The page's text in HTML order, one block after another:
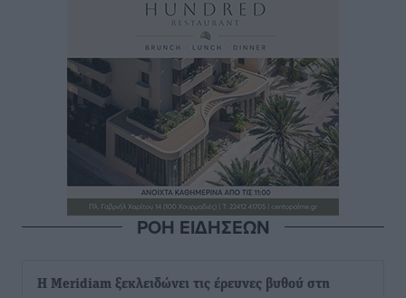
ΡΟΗ ΕΙΔΗΣΕΩΝ
Η Meridiam ξεκλειδώνει τις έρευνες βυθού στη